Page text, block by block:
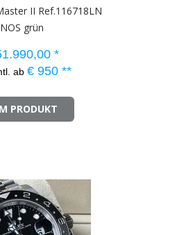
II Ref.116718LN
NOS grün
*
ab € 950 **
PRODUKT